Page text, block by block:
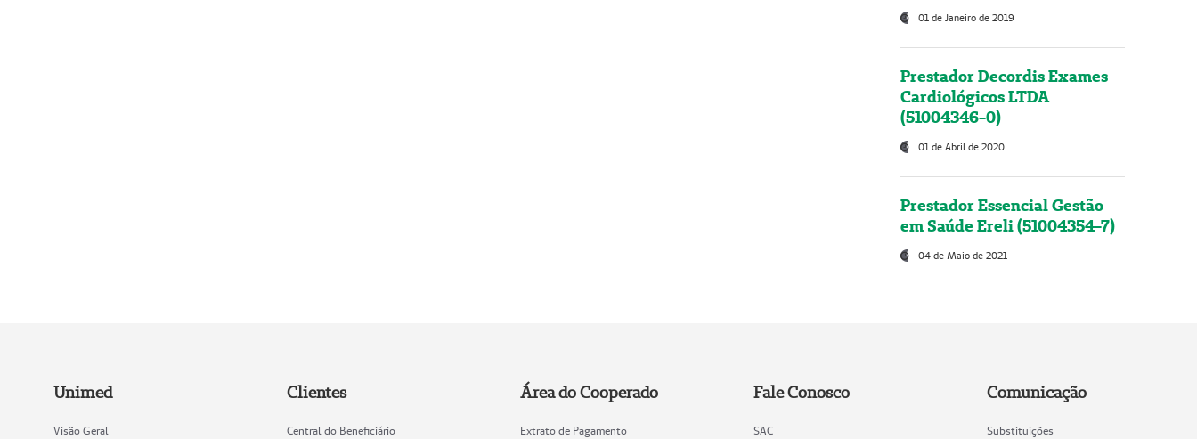
01 de Janeiro de 2019
Prestador Decordis Exames
Cardiológicos LTDA
(51004346-0)
01 de Abril de 2020
Prestador Essencial Gestão
em Saúde Ereli (51004354-7)
04 de Maio de 2021
Unimed
Visão Geral
Clientes
Central do Beneficiário
Área do Cooperado
Extrato de Pagamento
Fale Conosco
SAC
Comunicação
Substituições